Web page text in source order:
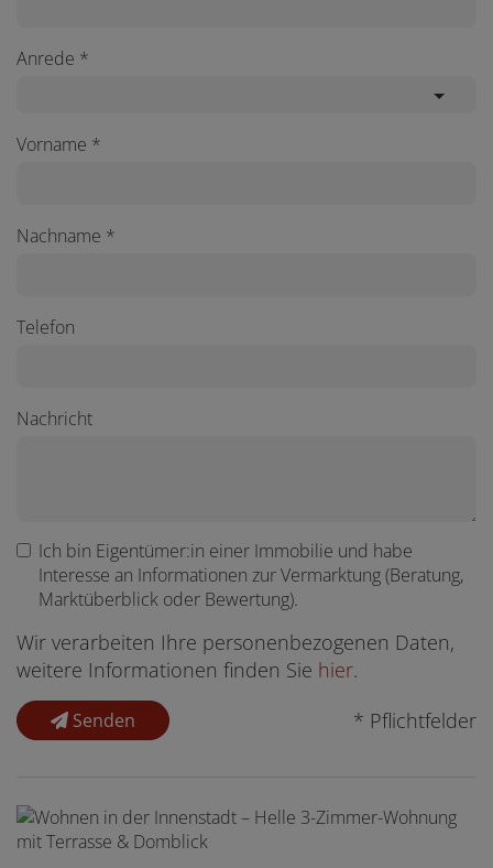
Anrede
Vorname
Nachname
Telefon
Nachricht
Ich bin Eigentümer:in einer Immobilie und habe
Interesse an Informationen zur Vermarktung (Beratung,
Marktüberblick oder Bewertung).
Wir verarbeiten Ihre personenbezogenen Daten,
weitere Informationen finden Sie hier.
Senden * Pflichtfelder